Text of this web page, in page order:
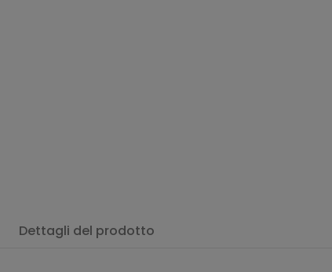
Dettagli del prodotto